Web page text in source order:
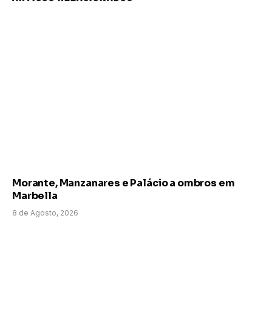
Morante, Manzanares e Palácio a ombros em
Marbella
8 de Agosto, 2026